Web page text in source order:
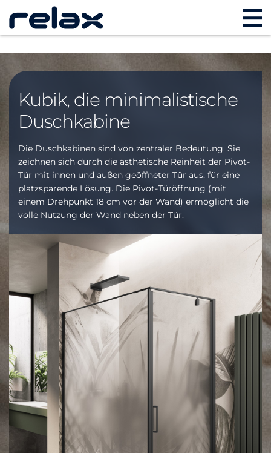
Kubik, die minimalistische
Duschkabine
Die Duschkabinen sind von zentraler Bedeutung. Sie
zeichnen sich durch die ästhetische Reinheit der Pivot-
Tür mit innen und außen geöffneter Tür aus, für eine
platzsparende Lösung. Die Pivot-Türöffnung (mit
einem Drehpunkt 18 cm vor der Wand) ermöglicht die
volle Nutzung der Wand neben der Tür.